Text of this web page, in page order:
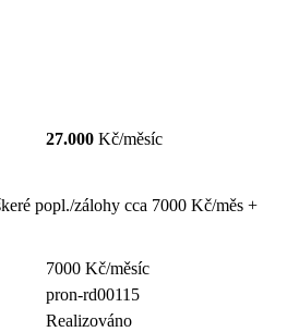
27.000 Kč/měsíc
popl./zálohy cca 7000 Kč/měs +
7000 Kč/měsíc
pron-rd00115
Realizováno